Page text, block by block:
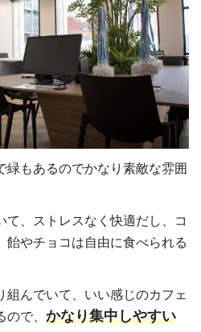
緑もあるのでかなり素敵な雰囲
て、ストレスなく快適だし、コ
飴やチョコは自由に食べられる
組んでいて、いい感じのカフェ
で、 かなり集中しやすい